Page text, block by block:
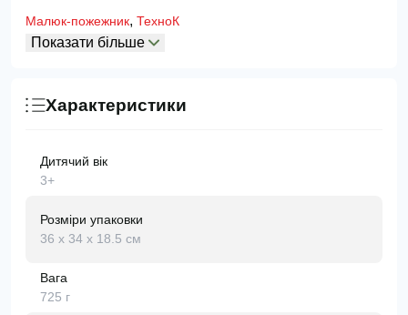
Малюк-пожежник, ТехноК
Показати більше
Характеристики
Дитячий вік
3+
Розміри упаковки
36 x 34 x 18.5 см
Вага
725 г